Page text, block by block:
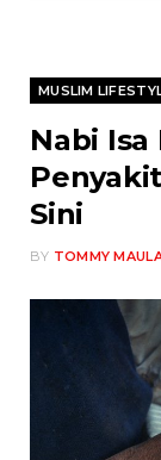
MUSLIM
Nabi
Sini
BY TOMMY